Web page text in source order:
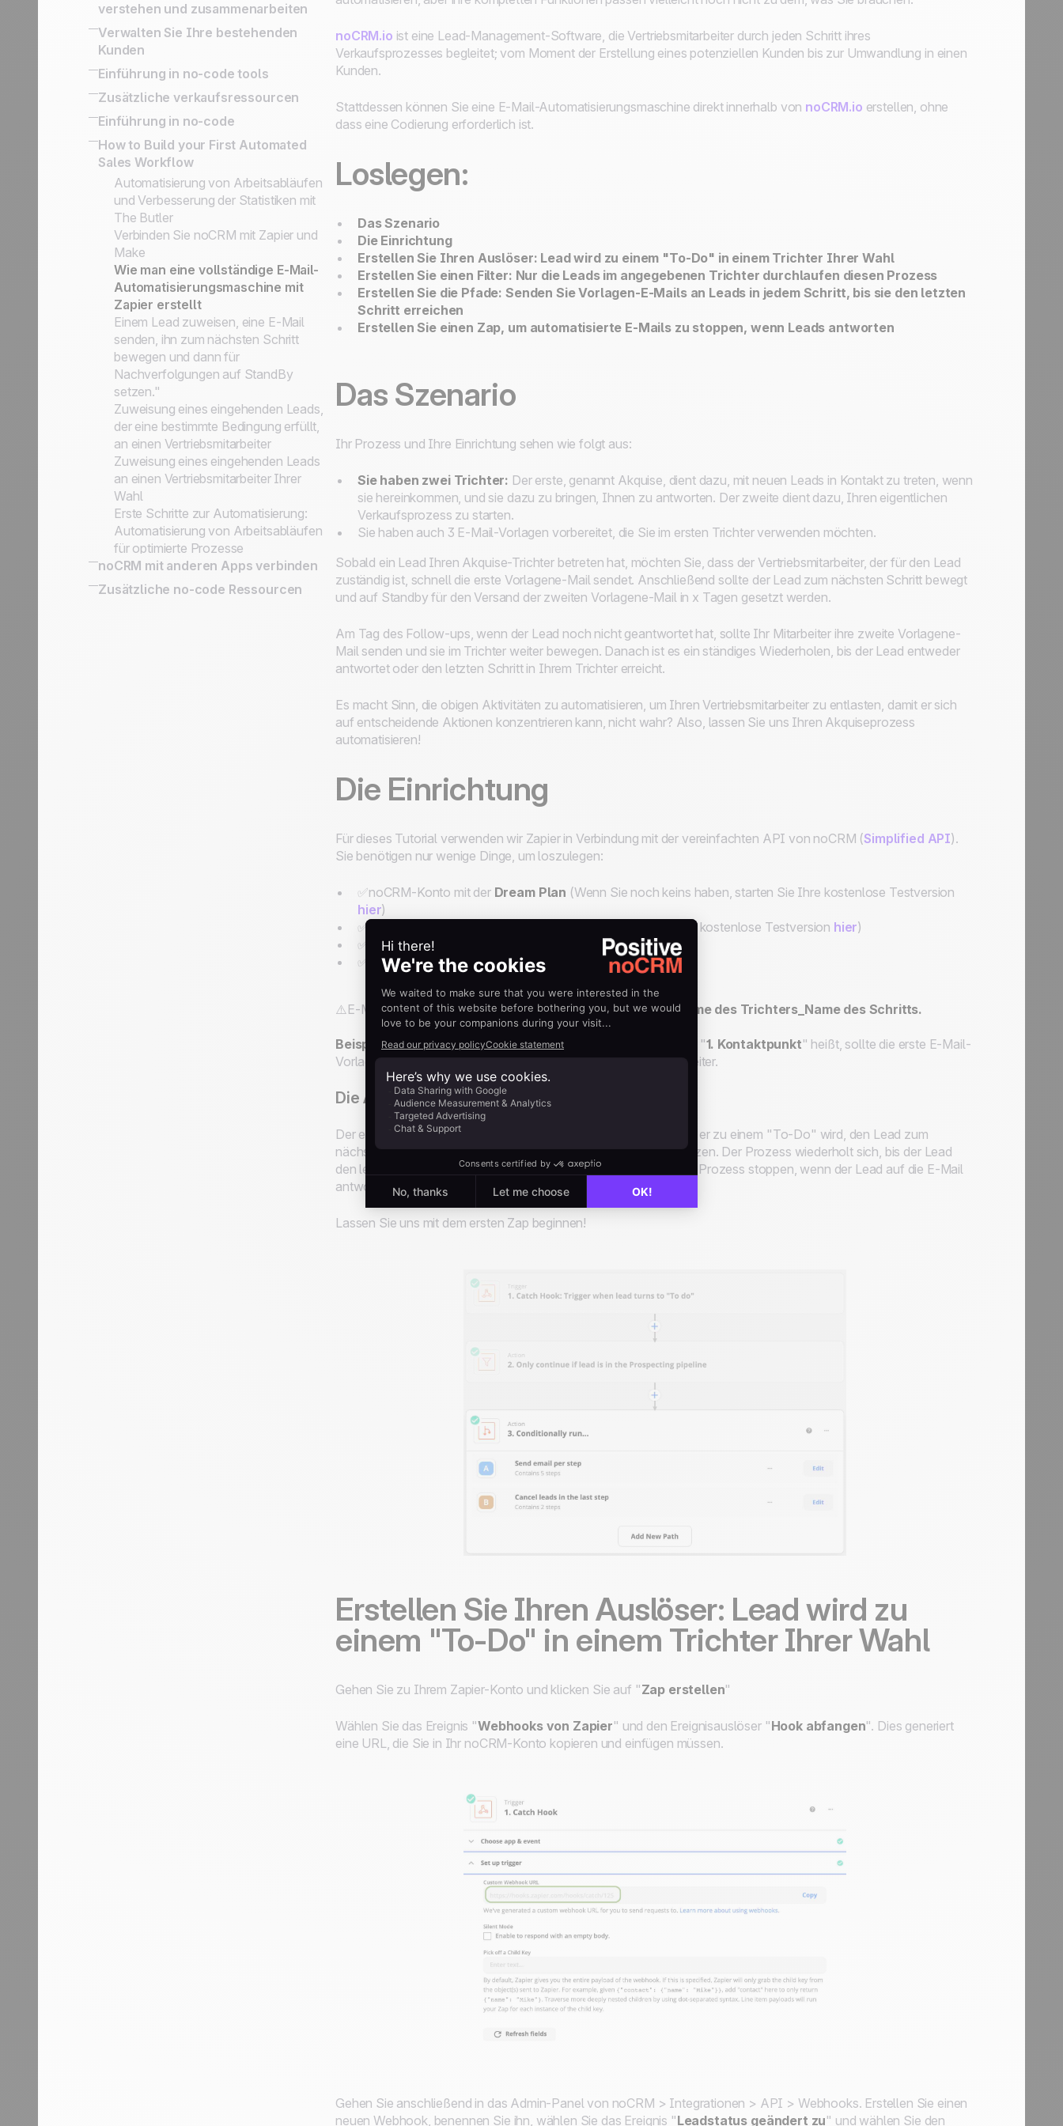
abzuschließen
Die Wichtigkeit der Lead
Kategorisierung
weitere Schlüsselinformationen
Status vs. Sales Schritte
Kundenakquise Methoden:
Prospecting Listen, Leads und
Kundenordner
Prospects vs. Leads
Die Service-Philosophie: Einfachheit
und Effizienz
Die noCRM Sales Academy
Kundenaustausche & BCC Email
Konversationen
erfolgreichen Verkaufsskripts zur
Visitenkartenscanner-App
Outbound Engine
Verwandeln Sie qualifizierte
Interessenten in Leads
organisieren
verstehen und zusammenarbeiten
Activity Based Selling
Ihre Daten für Reporting und
Marketing Zwecke exportieren
Aktivitätsbasierte Vertriebsstrategie
Verwalten Sie Ihre bestehenden
Kunden
So funktioniert Upsells und
Follow- up mit Gewonnenen Leads
Einführung in no-code tools
Eingebaute No-Code-Tools zur
Verbindung Ihres
Informationssystems
Vereinfachte API für die Umsetzung
von Geschäftsanwendungsfällen
No-code-Auslöser und Aktionen
Zusätzliche verkaufsressourcen
SPIN Selling
Einführung in no-code
No-code apps
How to Build your First Automated
Sales Workflow
Automatisierung von Arbeitsabläufen
und Verbesserung der Statistiken mit
The Butler
Verbinden Sie noCRM mit Zapier und
Make
Wie man eine vollständige E-Mail-
Automatisierungsmaschine mit
Zapier erstellt
Einem Lead zuweisen, eine E-Mail
senden, ihn zum nächsten Schritt
bewegen und dann für
Nachverfolgungen auf StandBy
setzen."
Zuweisung eines eingehenden Leads,
der eine bestimmte Bedingung erfüllt,
an einen Vertriebsmitarbeiter
Zuweisung eines eingehenden Leads
an einen Vertriebsmitarbeiter Ihrer
Wahl
Erste Schritte zur Automatisierung:
Automatisierung von Arbeitsabläufen
für optimierte Prozesse
noCRM mit anderen Apps verbinden
Wie Sie noCRM mit Ihrem eigenen
Zusätzliche no-code Ressourcen
noCRM.io ist eine Lead-Management-Software, die Vertriebsmitarbeiter durch jeden Schritt ihres
Verkaufsprozesses begleitet; vom Moment der Erstellung eines potenziellen Kunden bis zur Umwandlung in einen
Kunden.
Stattdessen können Sie eine E-Mail-Automatisierungsmaschine direkt innerhalb von noCRM.io erstellen, ohne
dass eine Codierung erforderlich ist.
Loslegen:
Das Szenario
Die Einrichtung
Erstellen Sie Ihren Auslöser: Lead wird zu einem "To-Do" in einem Trichter Ihrer Wahl
Erstellen Sie einen Filter: Nur die Leads im angegebenen Trichter durchlaufen diesen Prozess
Erstellen Sie die Pfade: Senden Sie Vorlagen-E-Mails an Leads in jedem Schritt, bis sie den letzten
Schritt erreichen
Erstellen Sie einen Zap, um automatisierte E-Mails zu stoppen, wenn Leads antworten
Das Szenario
Ihr Prozess und Ihre Einrichtung sehen wie folgt aus:
Sie haben zwei Trichter: Der erste, genannt Akquise, dient dazu, mit neuen Leads in Kontakt zu treten, wenn
sie hereinkommen, und sie dazu zu bringen, Ihnen zu antworten. Der zweite dient dazu, Ihren eigentlichen
Verkaufsprozess zu starten.
Sie haben auch 3 E-Mail-Vorlagen vorbereitet, die Sie im ersten Trichter verwenden möchten.
Sobald ein Lead Ihren Akquise-Trichter betreten hat, möchten Sie, dass der Vertriebsmitarbeiter, der für den Lead
zuständig ist, schnell die erste Vorlagene-Mail sendet. Anschließend sollte der Lead zum nächsten Schritt bewegt
und auf Standby für den Versand der zweiten Vorlagene-Mail in x Tagen gesetzt werden.
Am Tag des Follow-ups, wenn der Lead noch nicht geantwortet hat, sollte Ihr Mitarbeiter ihre zweite Vorlagene-
Mail senden und sie im Trichter weiter bewegen. Danach ist es ein ständiges Wiederholen, bis der Lead entweder
antwortet oder den letzten Schritt in Ihrem Trichter erreicht.
Es macht Sinn, die obigen Aktivitäten zu automatisieren, um Ihren Vertriebsmitarbeiter zu entlasten, damit er sich
auf entscheidende Aktionen konzentrieren kann, nicht wahr? Also, lassen Sie uns Ihren Akquiseprozess
automatisieren!
Die Einrichtung
Für dieses Tutorial verwenden wir Zapier in Verbindung mit der vereinfachten API von noCRM (Simplified API).
Sie benötigen nur wenige Dinge, um loszulegen:
✅noCRM-Konto mit der Dream Plan (Wenn Sie noch keins haben, starten Sie Ihre kostenlose Testversion
hier)
✅Zapier-Konto (Wenn Sie noch keins haben, starten Sie Ihre kostenlose Testversion hier)
✅Einen Trichter speziell für Ihren Akquiseprozess
✅Fertig zum Verwenden von E-Mail-Vorlagen
⚠️E-Mail-Vorlagen sollten folgendermaßen benannt werden:Name des Trichters_Name des Schritts.
Beispiel:Wenn Ihr Trichter "Akquise" heißt und Ihr erster Schritt "1. Kontaktpunkt" heißt, sollte die erste E-Mail-
Vorlage "Akquise_1. Kontaktpunkt" benannt werden und so weiter.
Die Automatisierung erfordert zwei Zaps:
Der erste dient dazu, eine E-Mail an einen Lead zu senden, wenn er zu einem "To-Do" wird, den Lead zum
nächsten Schritt zu bewegen und ihn dann auf "Standby" zu setzen. Der Prozess wiederholt sich, bis der Lead
den letzten Schritt des Trichters erreicht. Der zweite Zap soll den Prozess stoppen, wenn der Lead auf die E-Mail
antwortet.
Lassen Sie uns mit dem ersten Zap beginnen!
Erstellen Sie Ihren Auslöser: Lead wird zu
einem "To-Do" in einem Trichter Ihrer Wahl
Gehen Sie zu Ihrem Zapier-Konto und klicken Sie auf "Zap erstellen"
Wählen Sie das Ereignis "Webhooks von Zapier" und den Ereignisauslöser"Hook abfangen". Dies generiert
eine URL, die Sie in Ihr noCRM-Konto kopieren und einfügen müssen.
Gehen Sie anschließend in das Admin-Panel von noCRM > Integrationen > API > Webhooks. Erstellen Sie einen
neuen Webhook, benennen Sie ihn, wählen Sie das Ereignis "Leadstatus geändert zu" und wählen Sie den